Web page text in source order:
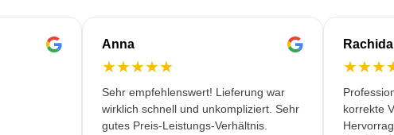
Anna
★★★★★
Sehr empfehlenswert! Lieferung war
wirklich schnell und unkompliziert. Sehr
gutes Preis-Leistungs-Verhältnis.
Rachida
★★★
korrekte